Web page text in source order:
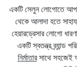
একটি সেলুন লোগোতে
থেকে আলাদা হতে
হেয়ারড্রেসার লোগো
একটি স্বতন্ত্র ব্র্যান্ড
নির্মাতারসাথে সহজেই